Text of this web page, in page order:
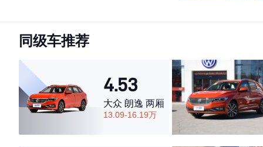
4.4
·外观表现一般，低于59%同级车
·内饰表现较为优秀，优于61%同级车
·空间表现一般，低于82%同级车
同级车推荐
4.53
大众 朗逸 两厢
13.09-16.19万